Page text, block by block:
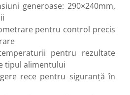
generoase: 290×240mm,
pentru control precis
pentru rezultate
tipul alimentului
rece pentru siguranță în